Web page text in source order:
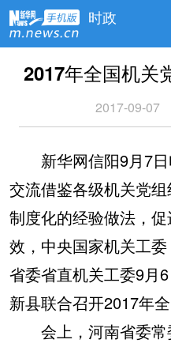
时政
2017年全国机关
2017-09-07
新华网信阳9月7日
交流借鉴各级机关党
制度化的经验做法，
效，中央国家机关工
省委省直机关工委9月
新县联合召开2017年
会上，河南省委常